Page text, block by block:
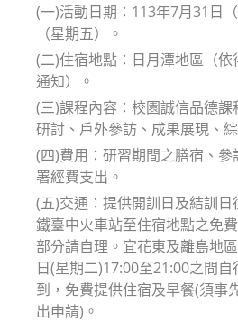
(一)活動日期：113年7月31日
（星期五）。
(二)住宿地點：日月潭地區（
通知）。
(三)課程內容：校園誠信品德
研討、戶外參訪、成果展現、
(四)費用：研習期間之膳宿、
署經費支出。
(五)交通：提供開訓日及結訓
鐵臺中火車站至住宿地點之免
部分請自理。宜花東及離島地
日(星期二)17:00至21:00之間
到，免費提供住宿及早餐(須事
出申請)。